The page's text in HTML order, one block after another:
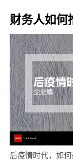
财务人如何
后疫情时代，如